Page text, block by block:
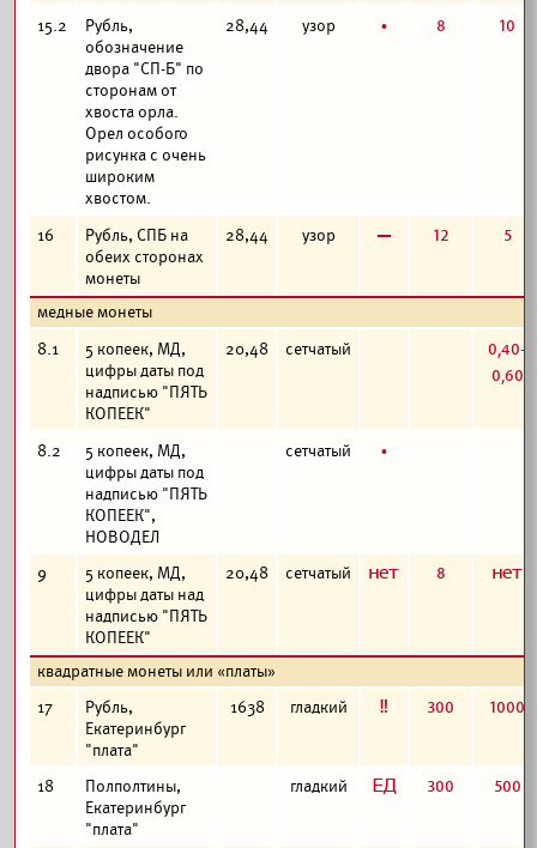
15.2
Рубль,
обозначение
двора "СП-Б" по
сторонам от
хвоста орла.
Орел особого
рисунка с очень
широким
хвостом.
28,44 узор б 8 10
16
Рубль, СПБ на
обеих сторонах
монеты
28,44 узор в 12 5
медные монеты
8.1
5 копеек, МД,
цифры даты под
надписью "ПЯТЬ
КОПЕЕК"
20,48 сетчатый
0,40-
0,60
8.2
5 копеек, МД,
цифры даты под
надписью "ПЯТЬ
КОПЕЕК",
НОВОДЕЛ
сетчатый б
9
5 копеек, МД,
цифры даты над
надписью "ПЯТЬ
КОПЕЕК"
20,48 сетчатый а 8 а
квадратные монеты или «платы»
17
Рубль,
Екатеринбург
"плата"
1638 гладкий е 300 1000
18
Полполтины,
Екатеринбург
"плата"
гладкий з 300 500